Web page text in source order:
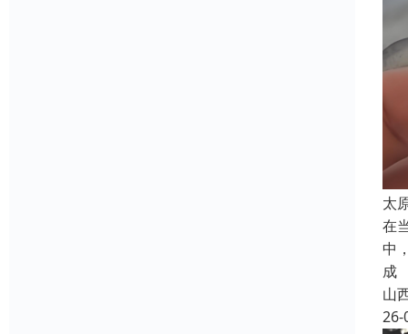
太
在
中
成
山
26-